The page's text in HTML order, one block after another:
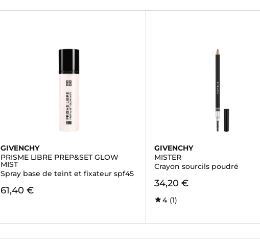
GIVENCHY
PRISME LIBRE PREP&SET GLOW
MIST
Spray base de teint et fixateur spf45
61,40 €
GIVENCHY
MISTER
Crayon sourcils poudré
34,20 €
4 (1)